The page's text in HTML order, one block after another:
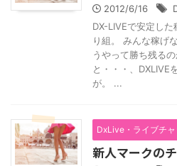
2012/6/16
DX-LIVEで安定し
り組。 みんな稼げ
うやって勝ち残る
と・・・、DXLIVE
が。 ...
DxLive・ライブチ
新人マークの